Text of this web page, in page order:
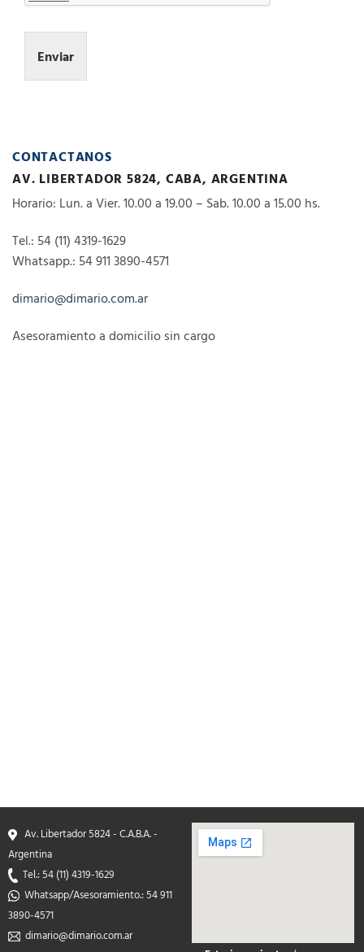
Enviar
CONTACTANOS
AV. LIBERTADOR 5824, CABA, ARGENTINA
Horario: Lun. a Vier. 10.00 a 19.00 – Sab. 10.00 a 15.00 hs.
Tel.: 54 (11) 4319-1629
Whatsapp.: 54 911 3890-4571
dimario@dimario.com.ar
Asesoramiento a domicilio sin cargo
Av. Libertador 5824 - C.A.B.A. -
Argentina
Tel.: 54 (11) 4319-1629
Whatsapp/Asesoramiento.: 54 911
3890-4571
dimario@dimario.com.ar